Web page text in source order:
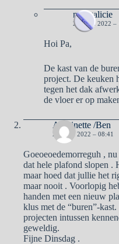
naargalicie
21 JUNI 2022 –
Hoi Pa,
De kast van de
project. De keuken
tegen het dak
de vloer er op
Antoinette /Ben
21 JUNI 2022 – 08:41
Goeoeoedemorreguh ,
dat hele plafond slopen .
maar hoed dat jullie het
maar nooit . Voorlopig
handen met een nieuw
klus met de “buren”-
projecten intussen
geweldig.
Fijne Dinsdag .